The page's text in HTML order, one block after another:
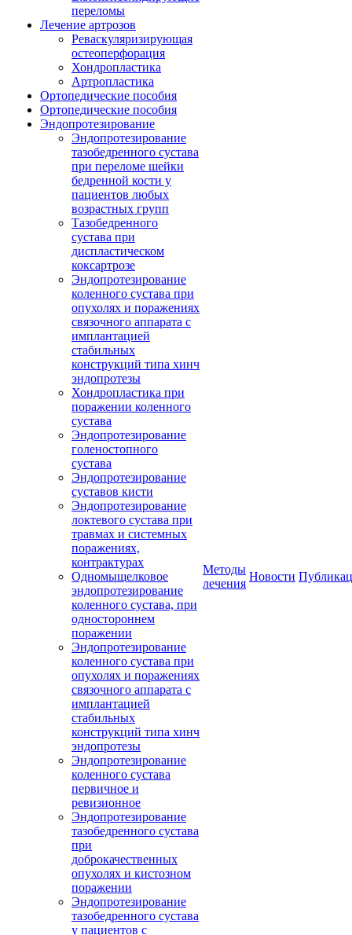
переломы
Лечение артрозов
Реваскуляризирующая
остеоперфорация
Хондропластика
Артропластика
Ортопедические пособия
Ортопедические пособия
Эндопротезирование
Эндопротезирование
тазобедренного сустава
при переломе шейки
бедренной кости у
пациентов любых
возрастных групп
Тазобедренного
сустава при
диспластическом
коксартрозе
Эндопротезирование
коленного сустава при
опухолях и поражениях
связочного аппарата с
имплантацией
стабильных
конструкций типа хинч
эндопротезы
Хондропластика при
поражении коленного
сустава
Эндопротезирование
голеностопного
сустава
Эндопротезирование
суставов кисти
Эндопротезирование
локтевого сустава при
травмах и системных
поражениях,
контрактурах
Одномыщелковое
эндопротезирование
коленного сустава, при
одностороннем
поражении
Эндопротезирование
коленного сустава при
опухолях и поражениях
связочного аппарата с
имплантацией
стабильных
конструкций типа хинч
эндопротезы
Эндопротезирование
коленного сустава
первичное и
ревизионное
Эндопротезирование
тазобедренного сустава
при
доброкачественных
опухолях и кистозном
поражении
Эндопротезирование
тазобедренного сустава
у пациентов с
Методы
лечения
Новости